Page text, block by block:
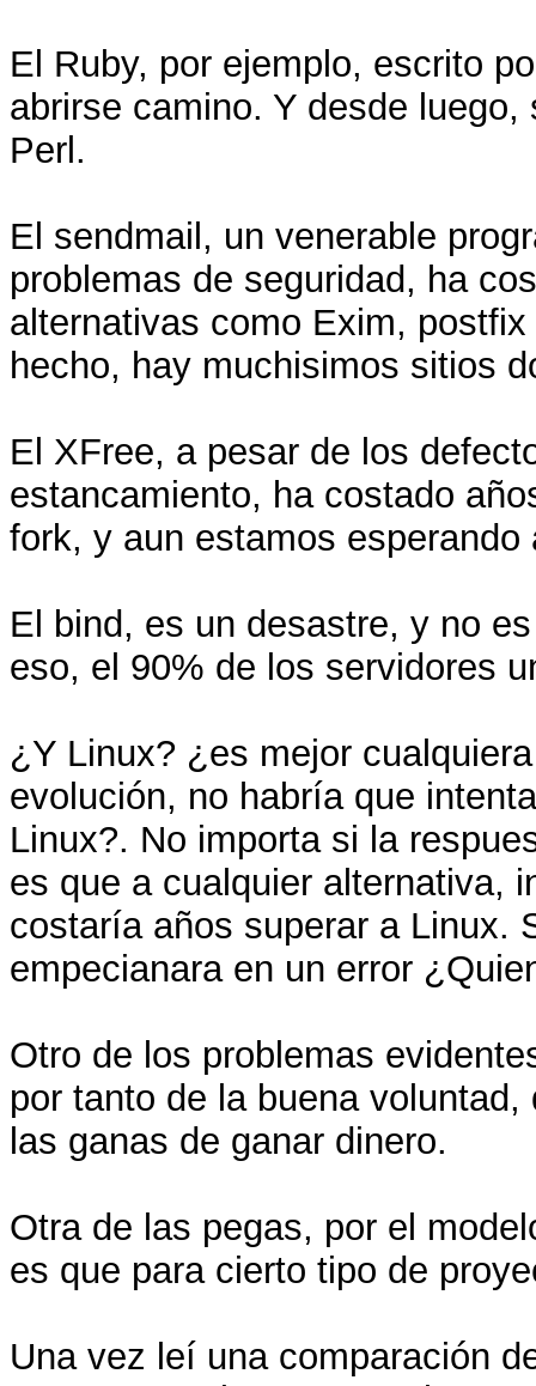
El Ruby, por ejemplo, escrito
abrirse camino. Y desde
Perl.
El sendmail, un venerable
problemas de seguridad, ha
alternativas como Exim,
hecho, hay muchisimos sitios
El XFree, a pesar de los
estancamiento, ha costado
fork, y aun estamos
El bind, es un desastre, y no
eso, el 90% de los servidores
¿Y Linux? ¿es mejor
evolución, no habría que
Linux?. No importa si la
es que a cualquier alternativa,
costaría años superar a Linux.
empecianara en un error
Otro de los problemas
por tanto de la buena
las ganas de ganar dinero.
Otra de las pegas, por el
es que para cierto tipo de
Una vez leí una comparación